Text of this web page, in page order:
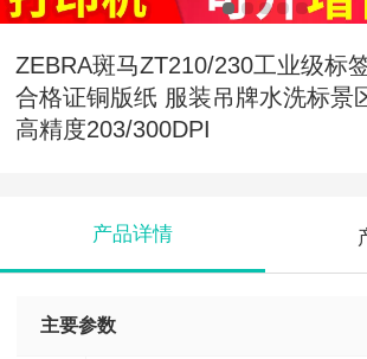
ZEBRA斑马ZT210/230工业级标
合格证铜版纸 服装吊牌水洗标景
高精度203/300DPI
产品详情
主要参数